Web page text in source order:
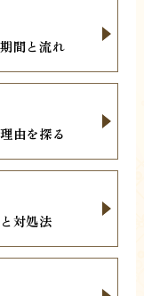
間と流れ
由を探る
対処法